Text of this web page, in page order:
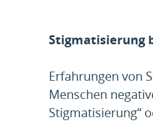
Stigmatisierung
Erfahrungen von
Menschen
Stigmatisierung“